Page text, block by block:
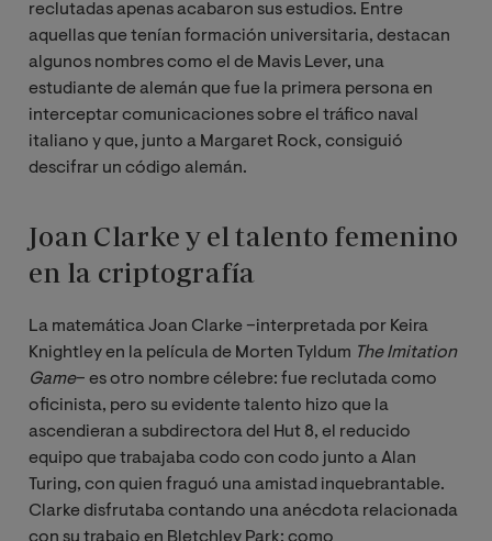
reclutadas apenas acabaron sus estudios. Entre
aquellas que tenían formación universitaria, destacan
algunos nombres como el de Mavis Lever, una
estudiante de alemán que fue la primera persona en
interceptar comunicaciones sobre el tráfico naval
italiano y que, junto a Margaret Rock, consiguió
descifrar un código alemán.
Joan Clarke y el talento femenino
en la criptografía
La matemática Joan Clarke –interpretada por Keira
Knightley en la película de Morten Tyldum The Imitation
Game– es otro nombre célebre: fue reclutada como
oficinista, pero su evidente talento hizo que la
ascendieran a subdirectora del Hut 8, el reducido
equipo que trabajaba codo con codo junto a Alan
Turing, con quien fraguó una amistad inquebrantable.
Clarke disfrutaba contando una anécdota relacionada